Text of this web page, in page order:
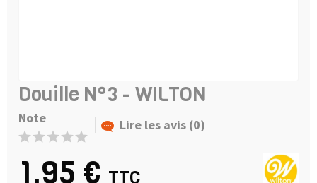
Douille N°3 - WILTON
Note Lire les avis (0)
1,95 € TTC